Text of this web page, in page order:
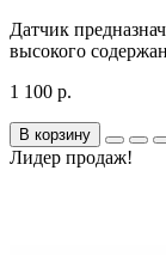
Датчик
высокого
1 100 р.
В корзину
Лидер продаж!